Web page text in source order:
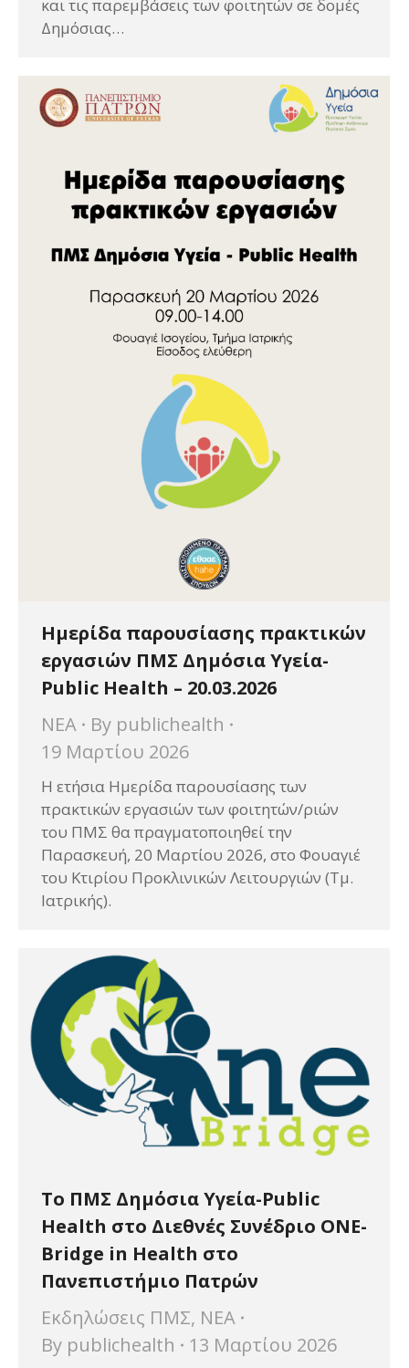
και τις παρεμβάσεις των φοιτητών σε δομές
Δημόσιας…
Ημερίδα παρουσίασης πρακτικών
εργασιών ΠΜΣ Δημόσια Υγεία-
Public Health – 20.03.2026
ΝΕΑ
By publichealth
19 Μαρτίου 2026
Η ετήσια Ημερίδα παρουσίασης των
πρακτικών εργασιών των φοιτητών/ριών
του ΠΜΣ θα πραγματοποιηθεί την
Παρασκευή, 20 Μαρτίου 2026, στο Φουαγιέ
του Κτιρίου Προκλινικών Λειτουργιών (Τμ.
Ιατρικής).
Το ΠΜΣ Δημόσια Υγεία-Public
Health στο Διεθνές Συνέδριο ONE-
Bridge in Health στο
Πανεπιστήμιο Πατρών
Εκδηλώσεις ΠΜΣ, ΝΕΑ
By publichealth 13 Μαρτίου 2026